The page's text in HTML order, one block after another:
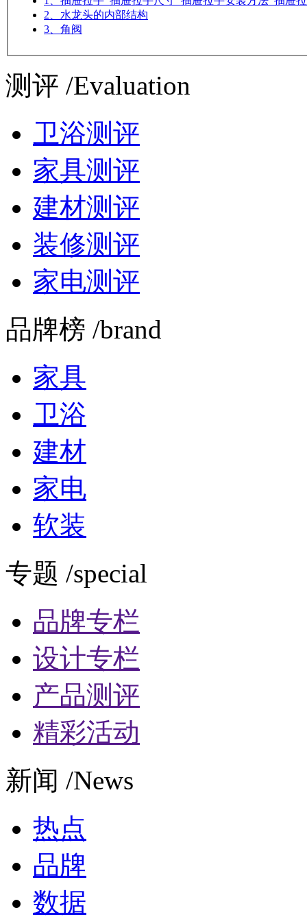
2、水龙头的内部结构
3、角阀
测评 /Evaluation
卫浴测评
家具测评
建材测评
装修测评
家电测评
品牌榜 /brand
家具
卫浴
建材
家电
软装
专题 /special
品牌专栏
设计专栏
产品测评
精彩活动
新闻 /News
热点
品牌
数据